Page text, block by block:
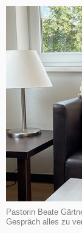
Pastorin Beate
Gespräch alles zu